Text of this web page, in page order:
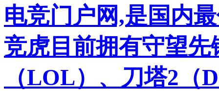
电竞门户网,是国内
竞虎目前拥有守望
（LOL）、刀塔2（